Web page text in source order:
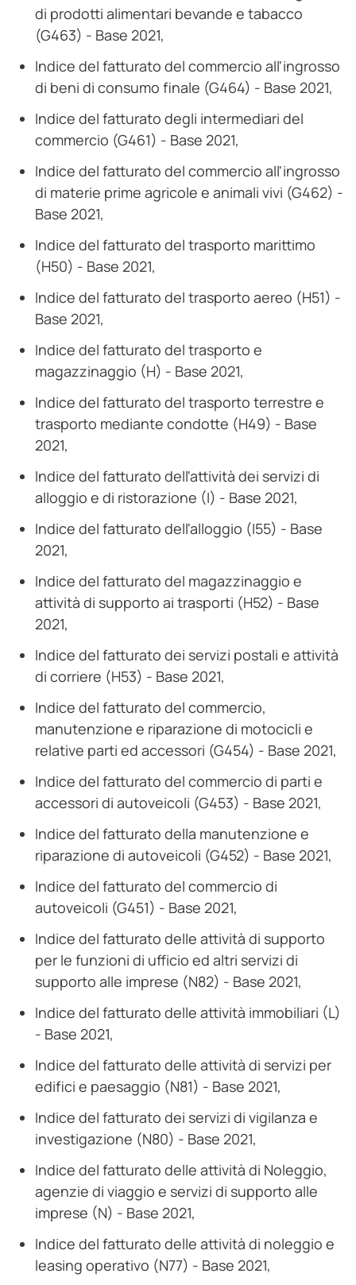
di prodotti alimentari bevande e tabacco
(G463) - Base 2021,
Indice del fatturato del commercio all'ingrosso
di beni di consumo finale (G464) - Base 2021,
Indice del fatturato degli intermediari del
commercio (G461) - Base 2021,
Indice del fatturato del commercio all'ingrosso
di materie prime agricole e animali vivi (G462) -
Base 2021,
Indice del fatturato del trasporto marittimo
(H50) - Base 2021,
Indice del fatturato del trasporto aereo (H51) -
Base 2021,
Indice del fatturato del trasporto e
magazzinaggio (H) - Base 2021,
Indice del fatturato del trasporto terrestre e
trasporto mediante condotte (H49) - Base
2021,
Indice del fatturato dell'attività dei servizi di
alloggio e di ristorazione (I) - Base 2021,
Indice del fatturato dell'alloggio (I55) - Base
2021,
Indice del fatturato del magazzinaggio e
attività di supporto ai trasporti (H52) - Base
2021,
Indice del fatturato dei servizi postali e attività
di corriere (H53) - Base 2021,
Indice del fatturato del commercio,
manutenzione e riparazione di motocicli e
relative parti ed accessori (G454) - Base 2021,
Indice del fatturato del commercio di parti e
accessori di autoveicoli (G453) - Base 2021,
Indice del fatturato della manutenzione e
riparazione di autoveicoli (G452) - Base 2021,
Indice del fatturato del commercio di
autoveicoli (G451) - Base 2021,
Indice del fatturato delle attività di supporto
per le funzioni di ufficio ed altri servizi di
supporto alle imprese (N82) - Base 2021,
Indice del fatturato delle attività immobiliari (L)
- Base 2021,
Indice del fatturato delle attività di servizi per
edifici e paesaggio (N81) - Base 2021,
Indice del fatturato dei servizi di vigilanza e
investigazione (N80) - Base 2021,
Indice del fatturato delle attività di Noleggio,
agenzie di viaggio e servizi di supporto alle
imprese (N) - Base 2021,
Indice del fatturato delle attività di noleggio e
leasing operativo (N77) - Base 2021,